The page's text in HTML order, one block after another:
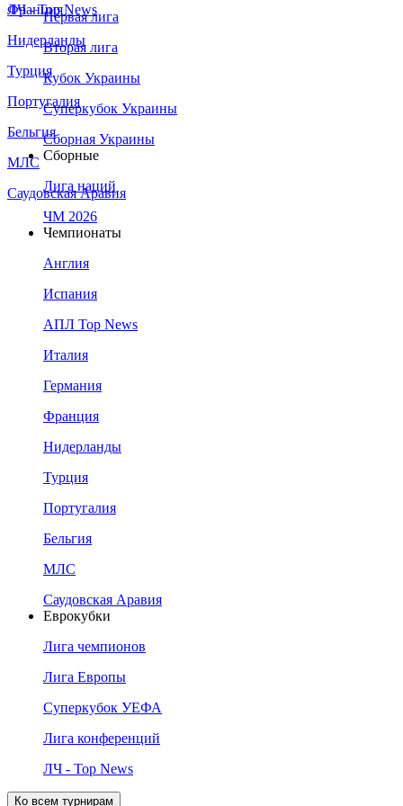
Франция
Нидерланды
Турция
Португалия
Бельгия
МЛС
Саудовская Аравия
ЛЧ - Top News
Первая лига
Вторая лига
Кубок Украины
Суперкубок Украины
Сборная Украины
Сборные
Лига наций
ЧМ 2026
Чемпионаты
Англия
Испания
АПЛ Top News
Италия
Германия
Франция
Нидерланды
Турция
Португалия
Бельгия
МЛС
Саудовская Аравия
Еврокубки
Лига чемпионов
Лига Европы
Суперкубок УЕФА
Лига конференций
ЛЧ - Top News
Ко всем турнирам